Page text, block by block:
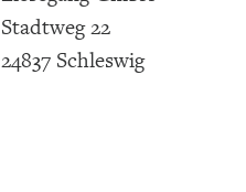
Stadtweg 22
24837 Schleswig